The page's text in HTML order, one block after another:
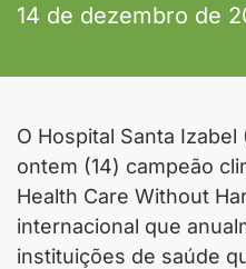
14 de dezembro de
O Hospital Santa
ontem (14) campeão
Health Care Without
internacional que
instituições de saúde